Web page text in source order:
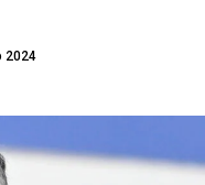
2024